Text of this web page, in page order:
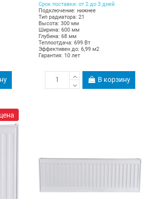
Срок поставки: от 2 до 3 дней
Подключение: нижнее
Тип радиатора: 21
Высота: 300 мм
Ширина: 600 мм
Глубина: 68 мм
Теплоотдача: 699 Вт
Эффективен до: 6,99 м2
Гарантия: 10 лет
В корзину